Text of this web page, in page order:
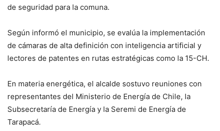
de seguridad para la comuna.
Según informó el municipio, se evalúa la implementación
de cámaras de alta definición con inteligencia artificial y
lectores de patentes en rutas estratégicas como la 15-CH.
En materia energética, el alcalde sostuvo reuniones con
representantes del Ministerio de Energía de Chile, la
Subsecretaría de Energía y la Seremi de Energía de
Tarapacá.